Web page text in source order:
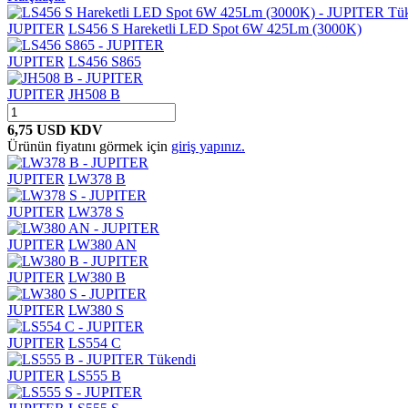
JUPITER LS456 S Hareketli LED Spot 6W 425Lm (3000K)
JUPITER LS456 S865
JUPITER JH508 B
6,75 USD KDV
Ürünün fiyatını görmek için giriş yapınız.
JUPITER LW378 B
JUPITER LW378 S
JUPITER LW380 AN
JUPITER LW380 B
JUPITER LW380 S
JUPITER LS554 C
Tükendi
JUPITER LS555 B